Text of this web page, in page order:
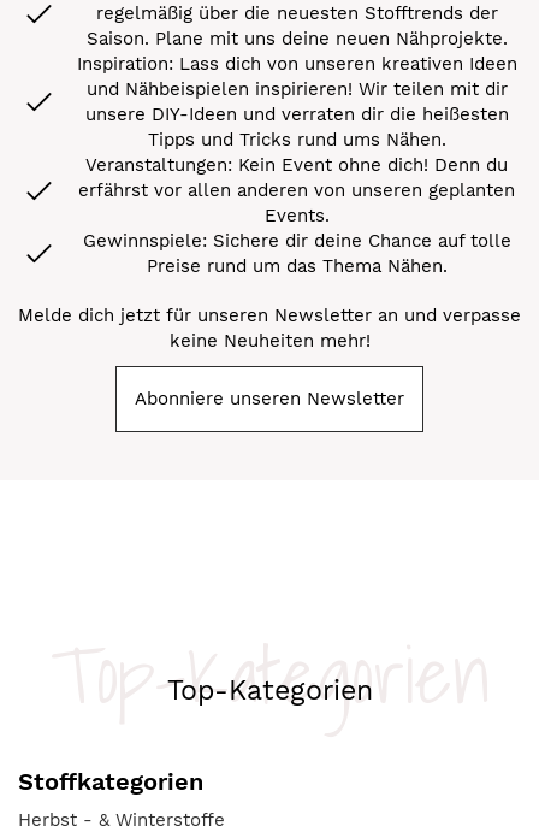
regelmäßig über die neuesten Stofftrends der
Saison. Plane mit uns deine neuen Nähprojekte.
Inspiration: Lass dich von unseren kreativen Ideen
und Nähbeispielen inspirieren! Wir teilen mit dir
unsere DIY-Ideen und verraten dir die heißesten
Tipps und Tricks rund ums Nähen.
Veranstaltungen: Kein Event ohne dich! Denn du
erfährst vor allen anderen von unseren geplanten
Events.
Gewinnspiele: Sichere dir deine Chance auf tolle
Preise rund um das Thema Nähen.
Melde dich jetzt für unseren Newsletter an und verpasse
keine Neuheiten mehr!
Abonniere unseren Newsletter
Top-Kategorien
Top-Kategorien
Stoffkategorien
Herbst - & Winterstoffe